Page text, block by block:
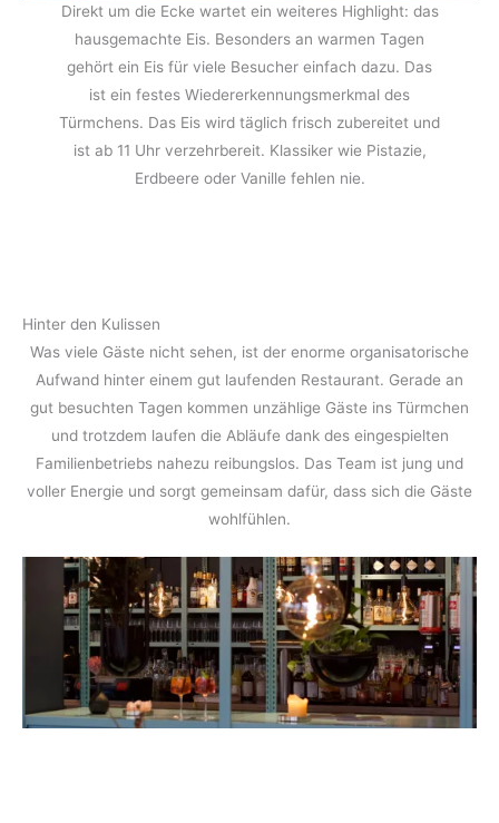
Direkt um die Ecke wartet ein weiteres Highlight: das
hausgemachte Eis. Besonders an warmen Tagen
gehört ein Eis für viele Besucher einfach dazu. Das
ist ein festes Wiedererkennungsmerkmal des
Türmchens. Das Eis wird täglich frisch zubereitet und
ist ab 11 Uhr verzehrbereit. Klassiker wie Pistazie,
Erdbeere oder Vanille fehlen nie.
Hinter den Kulissen
Was viele Gäste nicht sehen, ist der enorme organisatorische
Aufwand hinter einem gut laufenden Restaurant. Gerade an
gut besuchten Tagen kommen unzählige Gäste ins Türmchen
und trotzdem laufen die Abläufe dank des eingespielten
Familienbetriebs nahezu reibungslos. Das Team ist jung und
voller Energie und sorgt gemeinsam dafür, dass sich die Gäste
wohlfühlen.